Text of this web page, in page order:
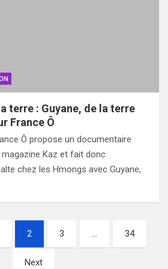
terre : Guyane, de la terre
France Ô
Ô propose un documentaire
Kaz et fait donc
chez les Hmongs avec Guyane,
2 3 … 34
Next